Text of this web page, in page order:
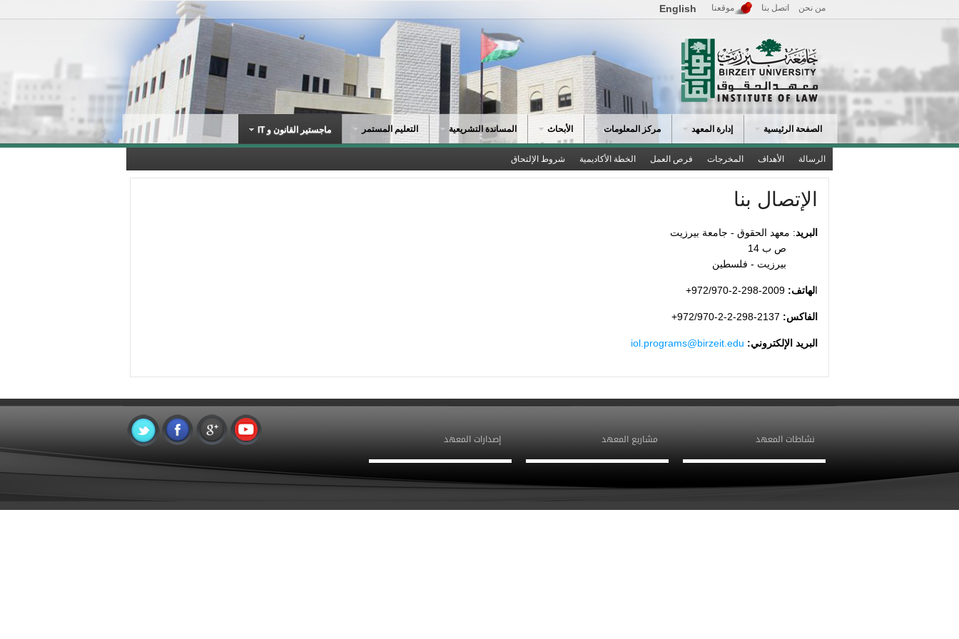
من نحن اتصل بنا موقعنا English
الصفحة الرئيسية إدارة المعهد مركز المعلومات الأبحاث المساندة التشريعية التعليم المستمر ماجستير القانون و IT
الرسالة الأهداف المخرجات فرص العمل الخطة الأكاديمية شروط الإلتحاق
الإتصال بنا
البريد: معهد الحقوق - جامعة بيرزيت
ص ب 14
بيرزيت - فلسطين
لهاتف:
الفاكس:
البريد الإلكتروني: iol.programs@birzeit.edu
نشاطات المعهد مشاريع المعهد إصدارات المعهد